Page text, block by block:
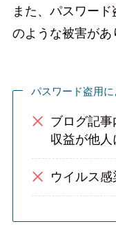
また、パスワー
のような被害があ
パスワード盗用
ブログ記事
収益が他人
ウイルス